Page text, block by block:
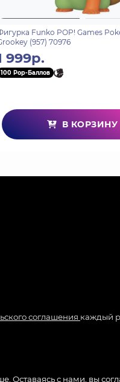
Funko POP! Games
(957) 70976
999р.
100 Pop-Баллов
В КОРЗИНУ
Оставаясь с нами, вы
соглашения каждый